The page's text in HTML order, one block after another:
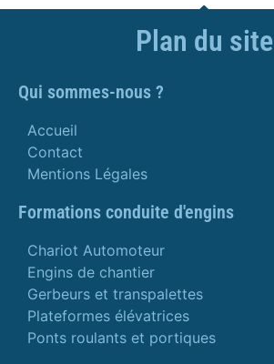
Plan du site
Qui sommes-nous ?
Accueil
Contact
Mentions Légales
Formations conduite d'engins
Chariot Automoteur
Engins de chantier
Gerbeurs et transpalettes
Plateformes élévatrices
Ponts roulants et portiques